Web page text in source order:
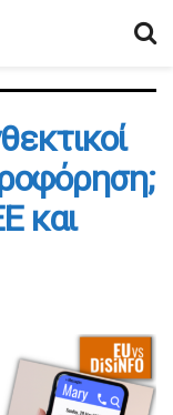
και